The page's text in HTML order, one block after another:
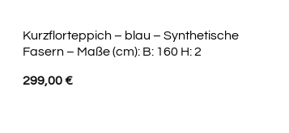
Kurzflorteppich – blau – Synthetische
Fasern – Maße (cm): B: 160 H: 2
299,00€